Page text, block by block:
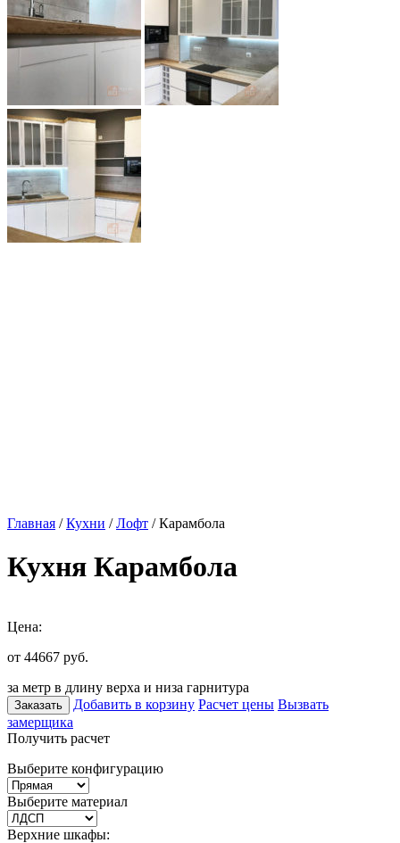
Главная /Кухни /Лофт / Карамбола
Кухня Карамбола
Цена:
от 44667 руб.
за метр в длину верха и низа гарнитура
Заказать Добавить в корзину Расчет цены Вызвать
замерщика
Получить расчет
Выберите конфигурацию
Выберите материал
Верхние шкафы: